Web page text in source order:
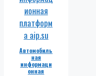
Автомобиль
ная
информаци
онная